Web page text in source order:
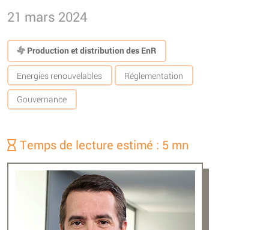
21 mars 2024
Production et distribution des EnR
Energies renouvelables Réglementation
Gouvernance
Temps de lecture estimé : 5 mn